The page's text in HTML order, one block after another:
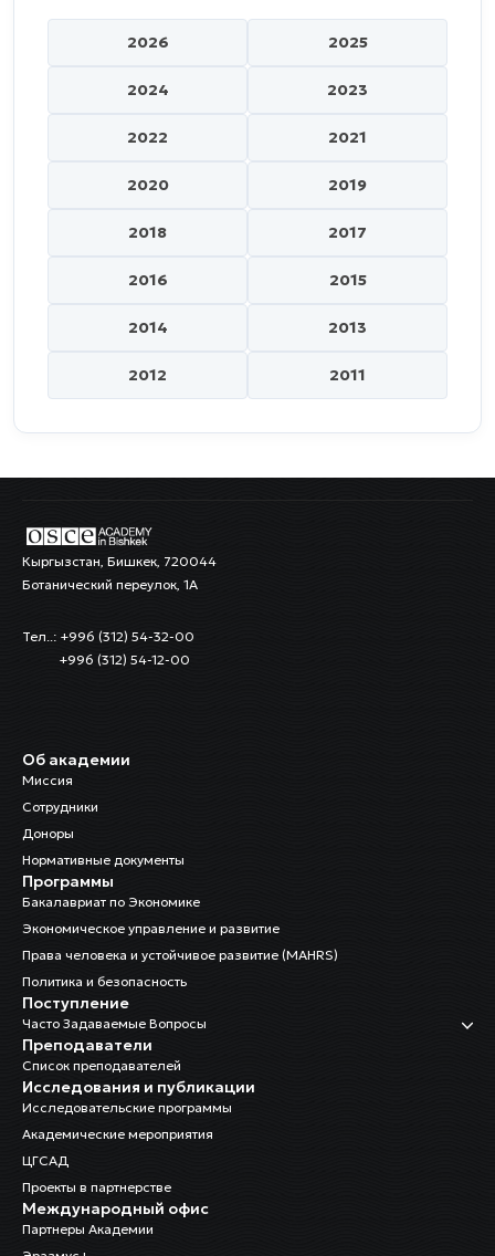
2026 2025
2024 2023
2022 2021
2020 2019
2018 2017
2016 2015
2014 2013
2012 2011
Кыргызстан, Бишкек, 720044
Ботанический переулок, 1А
Тел..: +996 (312) 54-32-00
+996 (312) 54-12-00
Об академии
Миссия
Сотрудники
Доноры
Нормативные документы
Программы
Бакалавриат по Экономике
Экономическое управление и развитие
Права человека и устойчивое развитие (MAHRS)
Политика и безопасность
Поступление
Часто Задаваемые Вопросы
Преподаватели
Список преподавателей
Исследования и публикации
Исследовательские программы
Академические мероприятия
ЦГСАД
Проекты в партнерстве
Международный офис
Партнеры Академии